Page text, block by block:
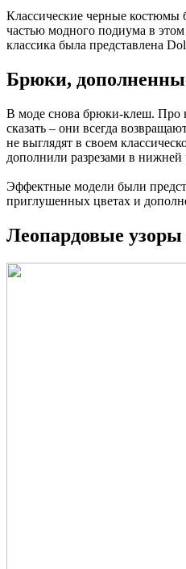
Классические черные костюмы
частью модного подиума в
классика была представлена
Брюки,
В моде снова брюки-клеш. Про
сказать – они всегда
не выглядят в своем
дополнили разрезами в нижней
Эффектные модели были
приглушенных цветах и
Леопардовые узоры